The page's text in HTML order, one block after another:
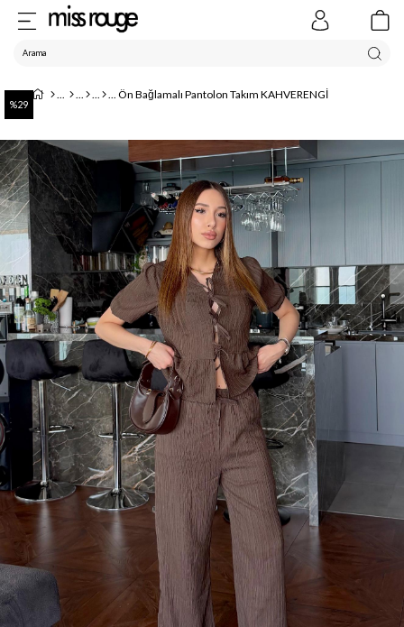
Ön Bağlamalı Pantolon Takım KAHVERENGİ
29